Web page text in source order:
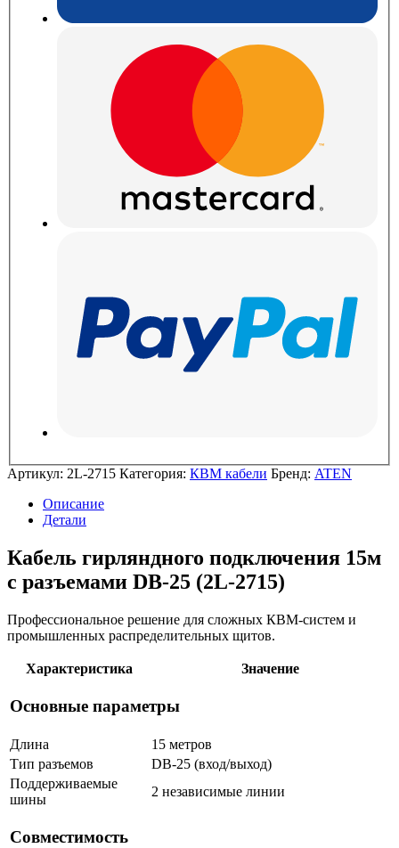
Артикул: 2L-2715 Категория: КВМ кабели Бренд: ATEN
Описание
Детали
Кабель гирляндного подключения 15м
с разъемами DB-25 (2L-2715)
Профессиональное решение для сложных КВМ-систем и
промышленных распределительных щитов.
Характеристика Значение
Основные параметры
Длина
15 метров
Тип разъемов
DB-25 (вход/выход)
Поддерживаемые
шины
2 независимые линии
Совместимость